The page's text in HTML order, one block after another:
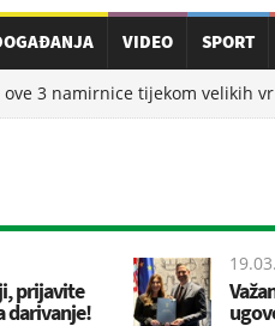
VIDEO SPORT
3 namirnice tijekom velikih
prijavite
darivanje!